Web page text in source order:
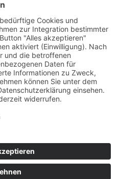
Böddeling übernimmt
Infrastruktur und
FC St. Pauli und
Anlage
teilnehmen
einheitlichen Kriterien
Die Ergebnisse werden
und Auswertung auf
gestellt.